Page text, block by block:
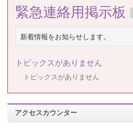
緊急連絡用掲示板
新着情報をお知らせします。
トピックスがありません
トピックスがありません
アクセスカウンター